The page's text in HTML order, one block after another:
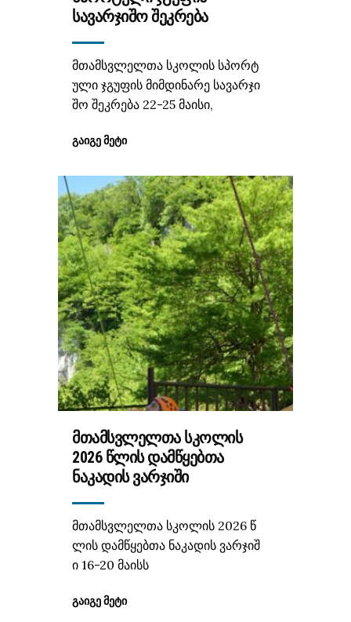
ᲡᲐᲕᲐᲠᲯᲘᲨᲝ ᲨᲔᲙᲠᲔᲑᲐ
მთამსვლელთა სკოლის სპორტ
ული ჯგუფის მიმდინარე სავარჯი
შო შეკრება 22-25 მაისი,
ᲒᲐᲘᲒᲔ ᲛᲔᲢᲘ
ᲛᲗᲐᲛᲡᲕᲚᲔᲚᲗᲐ ᲡᲙᲝᲚᲘᲡ
2026 ᲬᲚᲘᲡ ᲓᲐᲛᲬᲧᲔᲑᲗᲐ
ᲜᲐᲙᲐᲓᲘᲡ ᲕᲐᲠᲯᲘᲨᲘ
მთამსვლელთა სკოლის 2026 წ
ლის დამწყებთა ნაკადის ვარჯიშ
ი 16-20 მაისს
ᲒᲐᲘᲒᲔ ᲛᲔᲢᲘ